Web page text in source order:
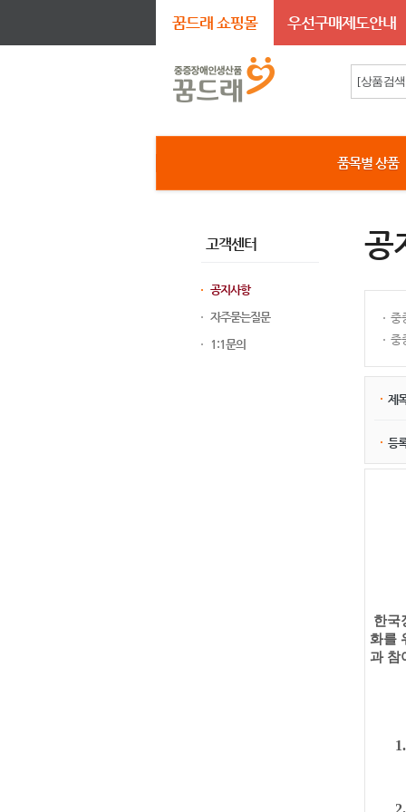
꿈드래 쇼핑몰 우선구매제도안내
품목별 상품
고객센터
공지사항
자주묻는질문
1:1문의
공
중
중
제
등
한국
화를
과 참
1.
2.